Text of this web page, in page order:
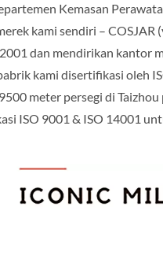
Kemasan
kami sendiri –
dan mendirikan kantor
kami disertifikasi oleh
meter persegi di
ISO 9001 & ISO 14001